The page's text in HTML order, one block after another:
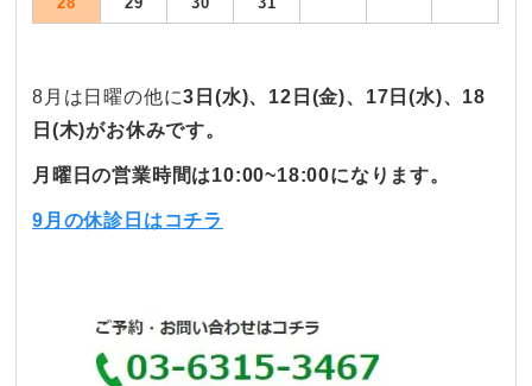
8月は日曜の他に3 日(水)、12日(金)、17 日(水)、 18
日(木)がお休みです。
月曜日の営業時間は10:00~18:00になります。
9月の休診日はコチラ